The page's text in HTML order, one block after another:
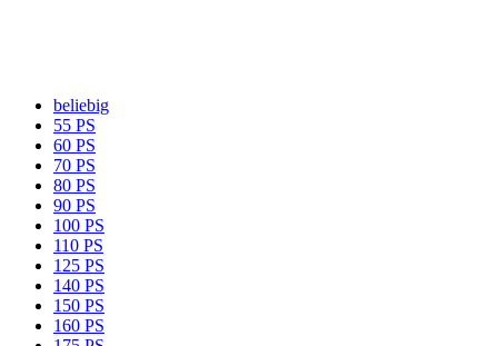
beliebig
55 PS
60 PS
70 PS
80 PS
90 PS
100 PS
110 PS
125 PS
140 PS
150 PS
160 PS